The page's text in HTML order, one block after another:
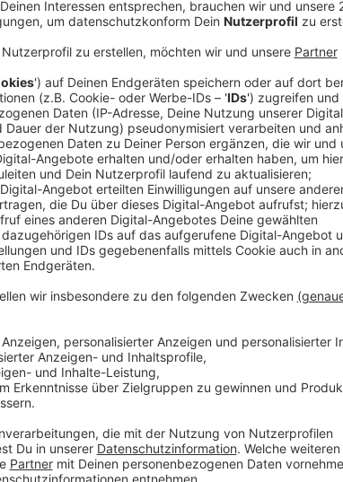
Wiesdorf soll moderner und lebenswerter werden.
geplant. Vor gut zwei Wochen hat die
eine Online-Umfrage gestartet, um Visionen für die
500 Menschen an der Umfrage teilgenommen. Viele
Angebote für Kinder und Jugendliche sowie
Umfrage sollen in den Architektenwettbewerb
Oktober 2024.
Anzeige
Wie kann Wiesdorf insgesamt lebenswerter
Parallel dazu hat die Stadtverwaltung eine
zur Nachhaltigkeit, Mobilität und Lebensqualität im
Diese Umfrage endet am 13. Oktober 2024. Die
einfließen. Ziel ist es, Städtebaufördermittel zu
Innenstadt fortzusetzen.
Anzeige